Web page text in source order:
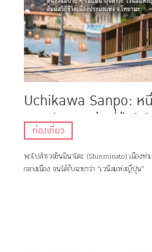
Uchikawa Sanpo: ห
คาวะ ‘เวนิสแห่งญี่ปุ่น’ สั
แห่ง จ.โทยามะ
ท่องเที่ยว
พาไปสำรวจชินมินาโตะ (Shinminato) เมืองท่
กลางเมือง จนได้รับฉายาว่า “เวนิสแห่งญี่ปุ่น”